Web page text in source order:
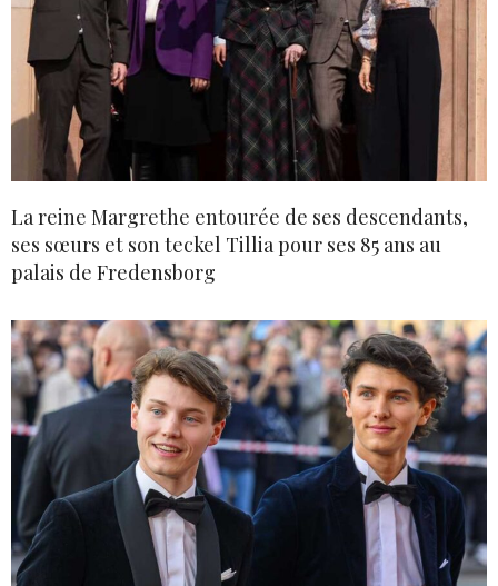
La reine Margrethe entourée de ses descendants,
ses sœurs et son teckel Tillia pour ses 85 ans au
palais de Fredensborg